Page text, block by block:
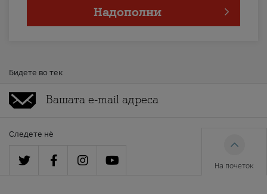
Надополни
Бидете во тек
Следете нè
На почеток